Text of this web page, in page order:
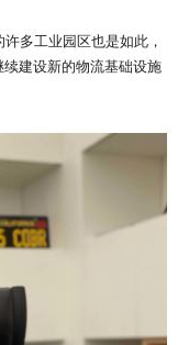
多工业园区也是如此，
建设新的物流基础设施